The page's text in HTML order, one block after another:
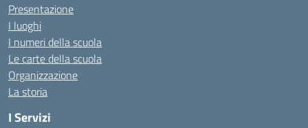
Presentazione
I luoghi
I numeri della scuola
Le carte della scuola
Organizzazione
La storia
I Servizi